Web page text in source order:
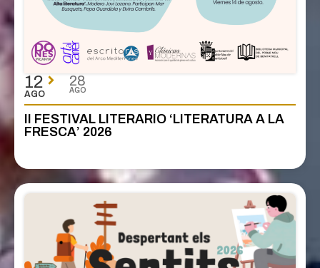
12
AGO
28
AGO
II FESTIVAL LITERARIO ‘LITERATURA A LA
FRESCA’ 2026